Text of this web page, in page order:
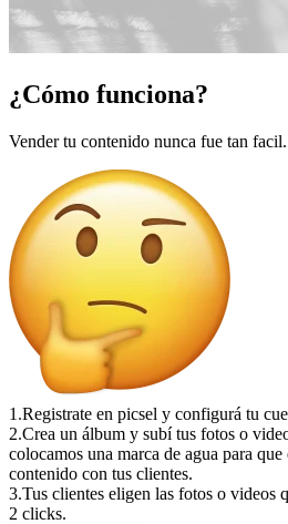
¿Cómo funciona?
Vender tu contenido nunca fue tan facil.
1.Registrate en picsel y configurá tu
2.Crea un álbum y subí tus fotos o
colocamos una marca de agua para
contenido con tus clientes.
3.Tus clientes eligen las fotos o videos
2 clicks.